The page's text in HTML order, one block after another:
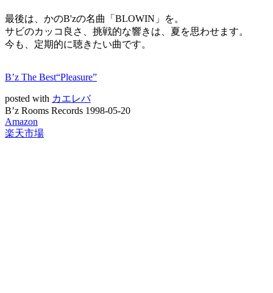
最後は、かのB'zの名曲「BLOWIN」を。
サビのカッコ良さ、挑戦的な響きは、夏を思わせます。
今も、定期的に聴きたい曲です。
B’z The Best“Pleasure”
posted with カエレバ
B’z Rooms Records 1998-05-20
Amazon
楽天市場